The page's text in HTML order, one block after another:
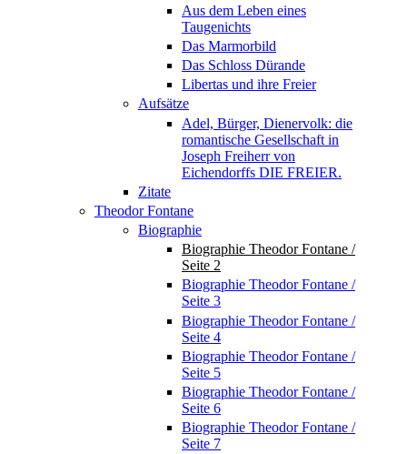
Aus dem Leben eines
Taugenichts
Das Marmorbild
Das Schloss Dürande
Libertas und ihre Freier
Aufsätze
Adel, Bürger, Dienervolk: die
romantische Gesellschaft in
Joseph Freiherr von
Eichendorffs DIE FREIER.
Zitate
Theodor Fontane
Biographie
Biographie Theodor Fontane /
Seite 2
Biographie Theodor Fontane /
Seite 3
Biographie Theodor Fontane /
Seite 4
Biographie Theodor Fontane /
Seite 5
Biographie Theodor Fontane /
Seite 6
Biographie Theodor Fontane /
Seite 7